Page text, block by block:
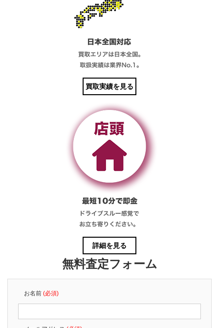
買取実績を見る
詳細を見る
無料査定フォーム
お名前 (必須)